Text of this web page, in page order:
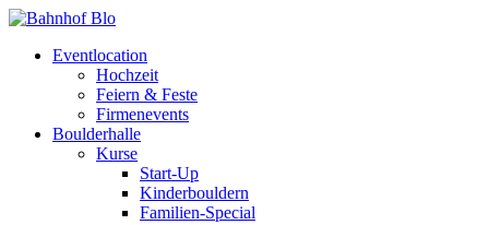
Eventlocation
Hochzeit
Feiern & Feste
Firmenevents
Boulderhalle
Kurse
Start-Up
Kinderbouldern
Familien-Special